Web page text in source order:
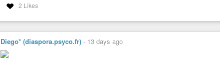
2 Likes
Diego* (diaspora.psyco.fr) - 13 days ago